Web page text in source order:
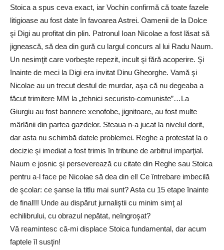
Stoica a spus ceva exact, iar Vochin confirmă că toate fazele
litigioase au fost date în favoarea Astrei. Oamenii de la Dolce
şi Digi au profitat din plin. Patronul Ioan Nicolae a fost lăsat să
jignească, să dea din gură cu largul concurs al lui Radu Naum.
Un nesimţit care vorbeşte repezit, incult şi fără acoperire. Şi
înainte de meci la Digi era invitat Dinu Gheorghe. Vamă şi
Nicolae au un trecut destul de murdar, aşa că nu degeaba a
făcut trimitere MM la „tehnici securisto-comuniste”…La
Giurgiu au fost bannere xenofobe, jignitoare, au fost multe
mârlănii din partea gazdelor. Steaua n-a jucat la nivelul dorit,
dar asta nu schimbă datele problemei. Reghe a protestat la o
decizie şi imediat a fost trimis în tribune de arbitrul imparţial.
Naum e josnic şi perseverează cu citate din Reghe sau Stoica
pentru a-l face pe Nicolae să dea din el! Ce întrebare imbecilă
de şcolar: ce şanse la titlu mai sunt? Asta cu 15 etape înainte
de final!!! Unde au dispărut jurnaliştii cu minim simţ al
echilibrului, cu obrazul nepătat, neîngroşat?
Vă reamintesc că-mi displace Stoica fundamental, dar acum
faptele îl susţin!